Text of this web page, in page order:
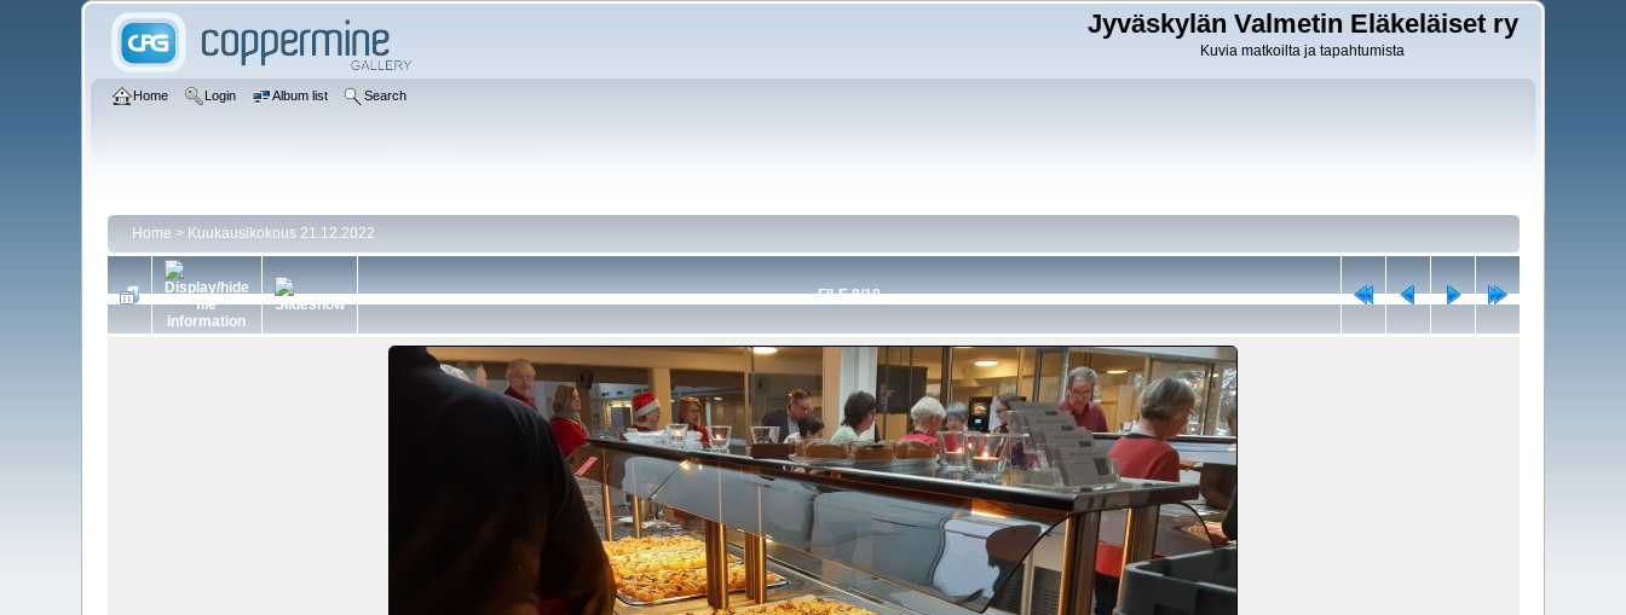
Jyväskylän Valmetin Eläkeläiset ry
Kuvia matkoilta ja tapahtumista
Home Login Album list Search
Home > Kuukausikokous 21.12.2022
FILE 8/10